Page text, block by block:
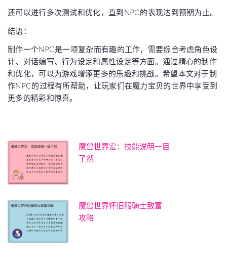
还可以进行多次测试和优化，直到NPC的表现达到预期为止。
结语：
制作一个NPC是一项复杂而有趣的工作，需要综合考虑角色设
计、对话编写、行为设定和属性设定等方面。通过精心的制作
和优化，可以为游戏增添更多的乐趣和挑战。希望本文对于制
作NPC的过程有所帮助，让玩家们在魔力宝贝的世界中享受到
更多的精彩和惊喜。
魔兽世界宏：技能说明一目
了然
魔兽世界怀旧服骑士致富
攻略